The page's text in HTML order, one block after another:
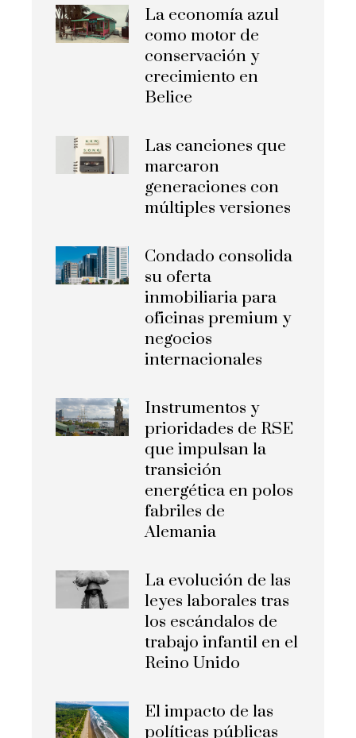
La economía azul
como motor de
conservación y
crecimiento en
Belice
Las canciones que
marcaron
generaciones con
múltiples versiones
Condado consolida
su oferta
inmobiliaria para
oficinas premium y
negocios
internacionales
Instrumentos y
prioridades de RSE
que impulsan la
transición
energética en polos
fabriles de
Alemania
La evolución de las
leyes laborales tras
los escándalos de
trabajo infantil en el
Reino Unido
El impacto de las
políticas públicas